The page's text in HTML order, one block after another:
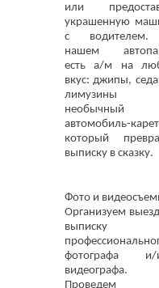
или
украшенную
с
нашем
есть а/м на
вкус: джипы,
необычный
автомобиль-
который
выписку в сказку.
Фото и
Организуем
выписку
фотографа и/
видеографа.
Проведем